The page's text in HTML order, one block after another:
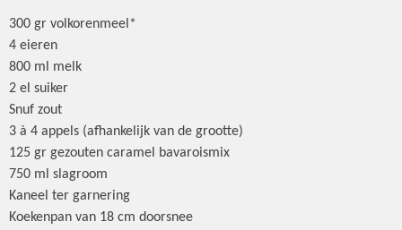
300 gr volkorenmeel*
4 eieren
800 ml melk
2 el suiker
Snuf zout
3 à 4 appels (afhankelijk van de grootte)
125 gr gezouten caramel bavaroismix
750 ml slagroom
Kaneel ter garnering
Koekenpan van 18 cm doorsnee